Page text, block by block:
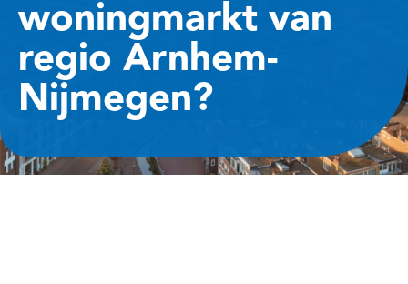
woningmarkt van
regio Arnhem-
Nijmegen?